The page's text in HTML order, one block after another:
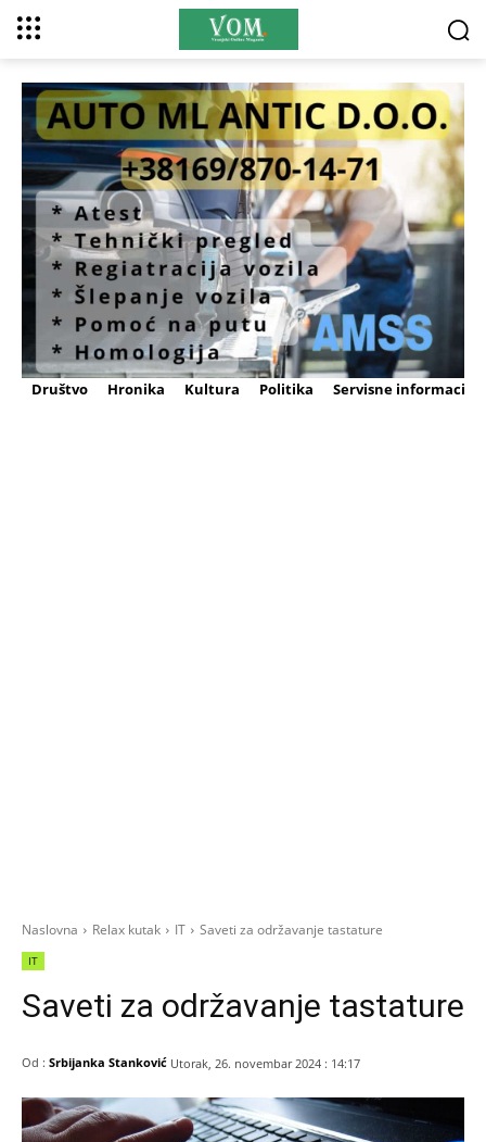
Društvo Hronika Kultura Politika Servisne informacije
Naslovna Relax kutak IT Saveti za održavanje tastature
IT
Saveti za održavanje tastature
Od : Srbijanka Stanković Utorak, 26. novembar 2024 : 14:17